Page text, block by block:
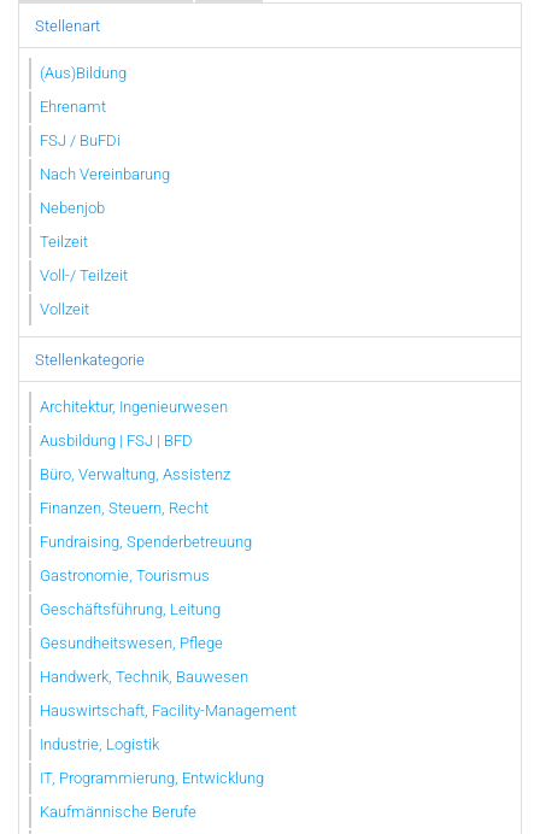
Stellenart
(Aus)Bildung
Ehrenamt
FSJ / BuFDi
Nach Vereinbarung
Nebenjob
Teilzeit
Voll-/ Teilzeit
Vollzeit
Stellenkategorie
Architektur, Ingenieurwesen
Ausbildung | FSJ | BFD
Büro, Verwaltung, Assistenz
Finanzen, Steuern, Recht
Fundraising, Spenderbetreuung
Gastronomie, Tourismus
Geschäftsführung, Leitung
Gesundheitswesen, Pflege
Handwerk, Technik, Bauwesen
Hauswirtschaft, Facility-Management
Industrie, Logistik
IT, Programmierung, Entwicklung
Kaufmännische Berufe